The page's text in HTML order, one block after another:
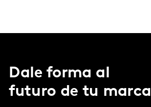
Dale forma al
futuro de tu marca